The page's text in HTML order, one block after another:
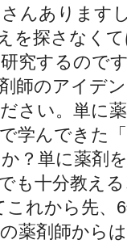
んあります
を探さなく
究するので
師のアイデ
さい。単に
学んできた
？単に薬剤
も十分教え
れから先、
薬剤師から